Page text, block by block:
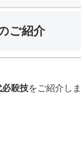
ご紹介
殺技をご紹介しま